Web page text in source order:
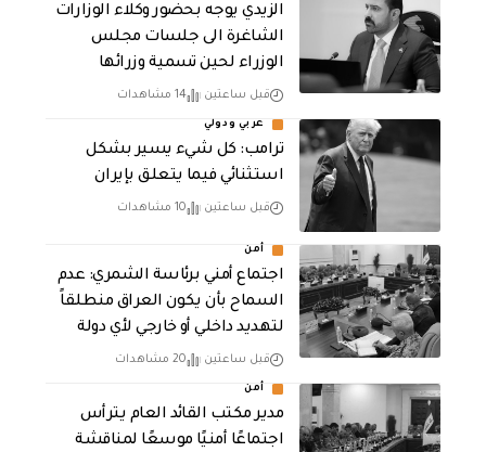
الزيدي يوجه بحضور وكلاء الوزارات
الشاغرة الى جلسات مجلس
الوزراء لحين تسمية وزرائها
قبل ساعتين 14 مشاهدات
عربي ودولي
ترامب: كل شيء يسير بشكل
استثنائي فيما يتعلق بإيران
قبل ساعتين 10 مشاهدات
أمن
اجتماع أمني برئاسة الشمري: عدم
السماح بأن يكون العراق منطلقاً
لتهديد داخلي أو خارجي لأي دولة
قبل ساعتين 20 مشاهدات
أمن
مدير مكتب القائد العام يترأس
اجتماعًا أمنيًا موسعًا لمناقشة